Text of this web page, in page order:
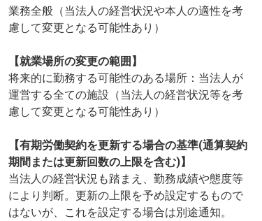
業務全般（当法人の経営状況や本人の適性を考
慮して変更となる可能性あり）
【就業場所の変更の範囲】
将来的に勤務する可能性のある場所：当法人が
運営する全ての施設（当法人の経営状況等を考
慮して変更となる可能性あり）
【有期労働契約を更新する場合の基準(通算契約
期間または更新回数の上限を含む)】
当法人の経営状況も踏まえ、勤務成績や態度等
により判断。更新の上限を予め設定するもので
はないが、これを設定する場合は別途通知。